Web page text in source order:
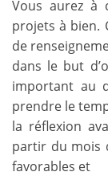
Vous aurez à
projets à bien.
de
dans le but
important au
prendre le
la réflexion
partir du mois
favorables et